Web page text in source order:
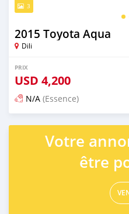
3
2015 Toyota Aqua
Dili
PRIX
USD 4,200
N/A (Essence)
Publié il y a 20 jours
Votre
être